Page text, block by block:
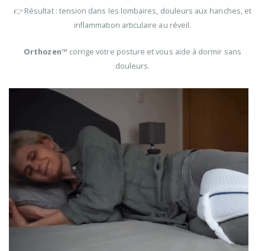
👉 Résultat : tension dans les lombaires, douleurs aux hanches, et
inflammation articulaire au réveil.
Orthozen™ corrige votre posture et vous aide à dormir sans
douleurs.